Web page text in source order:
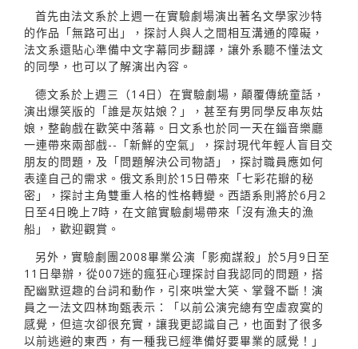
首先由法文系於上週一在實驗劇場演出著名文學家沙特
的作品「無路可出」，探討人與人之間相互溝通的障礙，
法文系還貼心準備中文字幕同步翻譯，讓外系聽不懂法文
的同學，也可以了解演出內容。
德文系於上週三（14日）在實驗劇場，顛覆傳統童話，
演出爆笑版的「誰是灰姑娘？」，甚至有男同學反串灰姑
娘，整齣戲在歡笑中落幕。日文系也於同一天在錙音樂廳
一連帶來兩部戲--「新鮮的空氣」，探討現代年輕人盲目交
朋友的問題，及「問題解決公司物語」，探討職員應如何
表達自己的需求。俄文系則於15日帶來「七彩花瓣的秘
密」，探討主角雙重人格的性格轉變。西語系則將於6月2
日至4日晚上7時，在文館實驗劇場帶來「沒有漁夫的漁
船」，歡迎觀賞。
另外，實驗劇團2008畢業公演「影痴謀殺」於5月9日至
11日舉辦，從007迷的瘋狂心理探討自我認同的問題，搭
配幽默逗趣的台詞和動作，引來哄堂大笑、掌聲不斷！演
員之一法文四林珣甄表示：「以前公演完總有空虛寂寞的
感覺，但這次卻很充實，讓我更認識自己，也面對了很多
以前逃避的東西，有一種我已經準備好要畢業的感覺！」